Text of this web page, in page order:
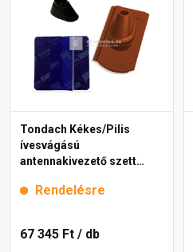
Tondach Kékes/Pilis
ívesvágású
antennakivezető szett
Rendelésre
67 345 Ft / db